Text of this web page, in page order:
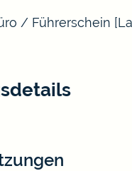
/ Führerschein